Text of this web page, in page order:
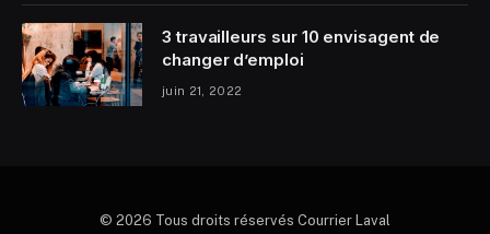
3 travailleurs sur 10 envisagent de
changer d’emploi
juin 21, 2022
© 2026 Tous droits réservés Courrier Laval